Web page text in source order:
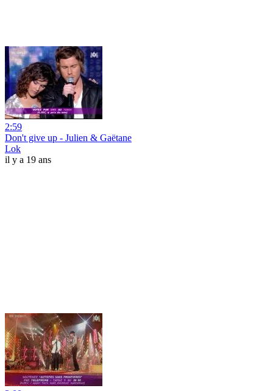
2:59
Don't give up - Julien & Gaëtane
Lok
il y a 19 ans